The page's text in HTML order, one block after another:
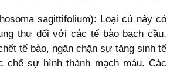
sagittifolium): Loại củ này có
thư đối với các tế bào bạch cầu,
tế bào, ngăn chặn sự tăng sinh tế
chế sự hình thành mạch máu. Các